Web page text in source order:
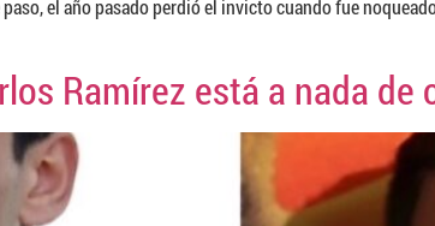
el año pasado perdió el invicto cuando fue
Ramírez está a nada de